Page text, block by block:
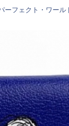
ーフェクト・ワール